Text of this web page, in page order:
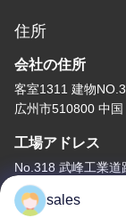
住所
会社の住所
客室1311 建物
広州市510800 中国
工場アドレス
No.318 武峰工業
テレ sales